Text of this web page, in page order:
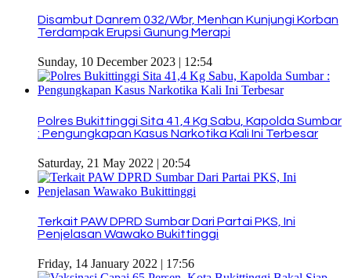
Disambut Danrem 032/Wbr, Menhan Kunjungi Korban
Terdampak Erupsi Gunung Merapi
Sunday, 10 December 2023 | 12:54
Polres Bukittinggi Sita 41,4 Kg Sabu, Kapolda Sumbar
: Pengungkapan Kasus Narkotika Kali Ini Terbesar
Saturday, 21 May 2022 | 20:54
Terkait PAW DPRD Sumbar Dari Partai PKS, Ini
Penjelasan Wawako Bukittinggi
Friday, 14 January 2022 | 17:56